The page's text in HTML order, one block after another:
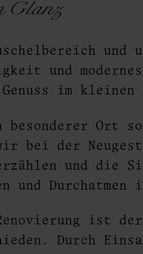
Glanz
und
und
im kleinen
besonderer Ort
bei der
und die
und
ist
Durch